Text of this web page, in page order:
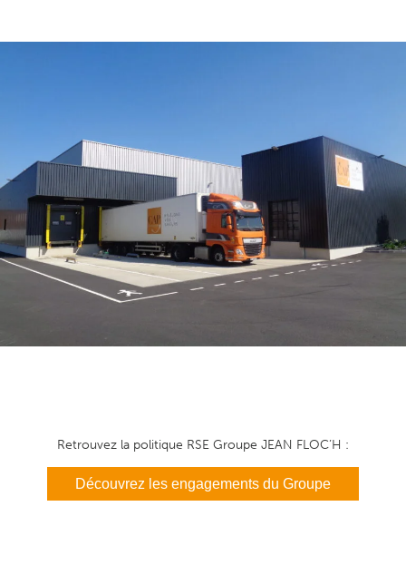
Retrouvez la politique RSE Groupe JEAN FLOC’H :
Découvrez les engagements du Groupe